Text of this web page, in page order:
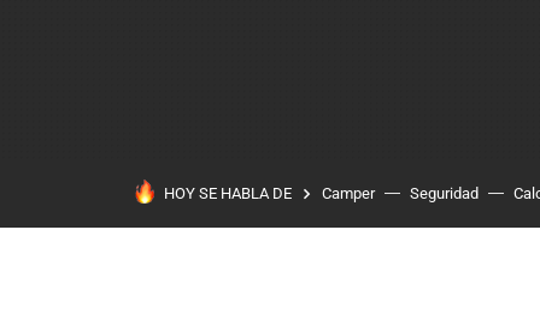
HOY SE HABLA DE Camper Seguridad